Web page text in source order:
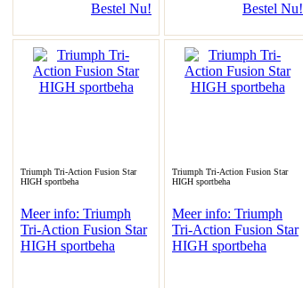
Bestel Nu! Bestel Nu!
Triumph Tri-Action Fusion Star
HIGH sportbeha
Meer info: Triumph
Tri-Action Fusion Star
HIGH sportbeha
Triumph Tri-Action Fusion Star
HIGH sportbeha
Meer info: Triumph
Tri-Action Fusion Star
HIGH sportbeha